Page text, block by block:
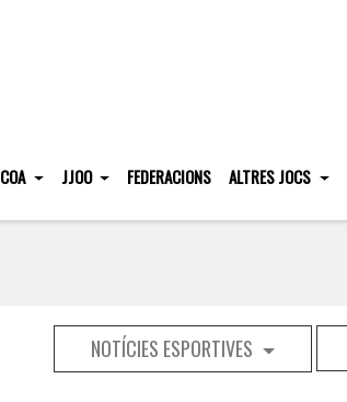
COA JJOO FEDERACIONS ALTRES JOCS
NOTÍCIES ESPORTIVES